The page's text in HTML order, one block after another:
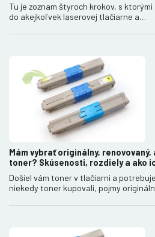
Tu je zoznam štyroch krokov, s
do akejkoľvek laserovej tlačiarne a…
Mám vybrať originálny,
toner? Skúsenosti, rozdiely a ako
Došiel vám toner v tlačiarni a
niekedy toner kupovali, pojmy